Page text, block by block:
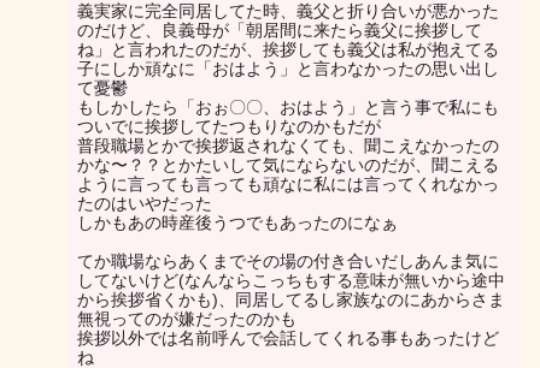
義実家に完全同居してた時、義父と折り合いが悪かった
のだけど、良義母が「朝居間に来たら義父に挨拶して
ね」と言われたのだが、挨拶しても義父は私が抱えてる
子にしか頑なに「おはよう」と言わなかったの思い出し
て憂鬱
もしかしたら「おぉ〇〇、おはよう」と言う事で私にも
ついでに挨拶してたつもりなのかもだが
普段職場とかで挨拶返されなくても、聞こえなかったの
かな〜？？とかたいして気にならないのだが、聞こえる
ように言っても言っても頑なに私には言ってくれなかっ
たのはいやだった
しかもあの時産後うつでもあったのになぁ
てか職場ならあくまでその場の付き合いだしあんま気に
してないけど(なんならこっちもする意味が無いから途中
から挨拶省くかも)、同居してるし家族なのにあからさま
無視ってのが嫌だったのかも
挨拶以外では名前呼んで会話してくれる事もあったけど
ね